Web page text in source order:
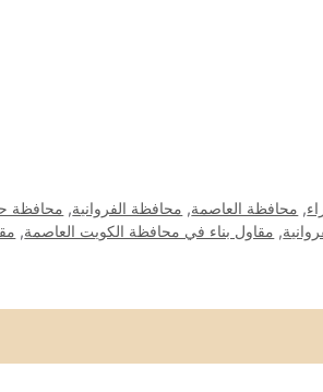
, محافظة العاصمة, محافظة الفروانية, محافظة
, مقاول بناء في محافظة الكويت العاصمة,